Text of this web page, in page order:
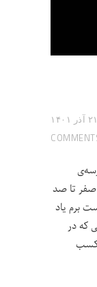
۲۱ آذر ۱۴۰۱
صفر تا صد
برم یاد
که در
کسب